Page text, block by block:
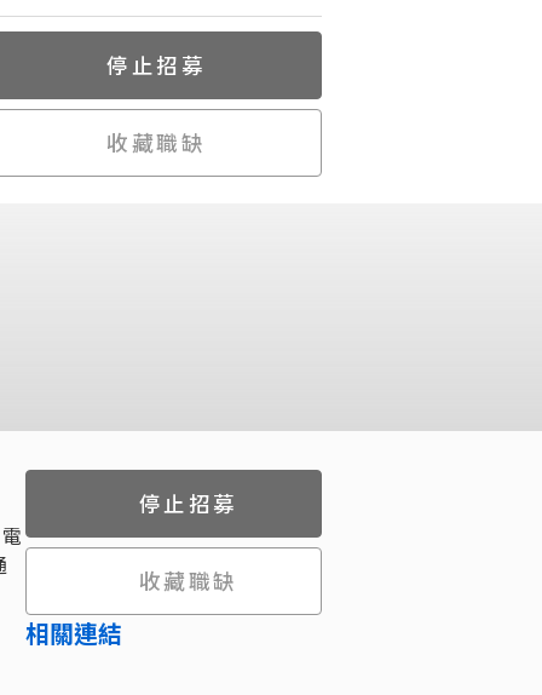
停止招募
收藏職缺
停止招募
收藏職缺
相關連結